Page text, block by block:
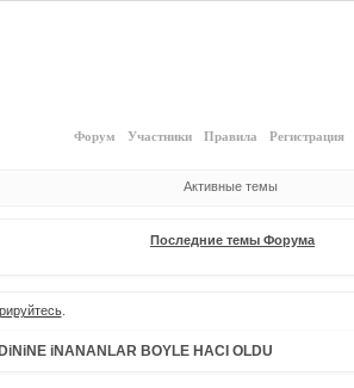
Форум Участники Правила Регистрация
Активные темы
Последние темы Форума
.
iNANANLAR BOYLE HACI OLDU